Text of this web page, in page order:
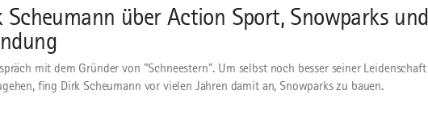
Scheumann über Action Sport, Snowparks und
mit dem Gründer von "Schneestern". Um selbst noch besser seiner Leidenschaft
fing Dirk Scheumann vor vielen Jahren damit an, Snowparks zu bauen.